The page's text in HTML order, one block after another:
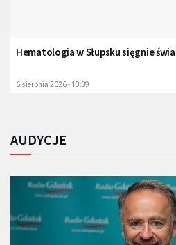
Hematologia w Słupsku sięgnie
6 sierpnia 2026 - 13:39
AUDYCJE